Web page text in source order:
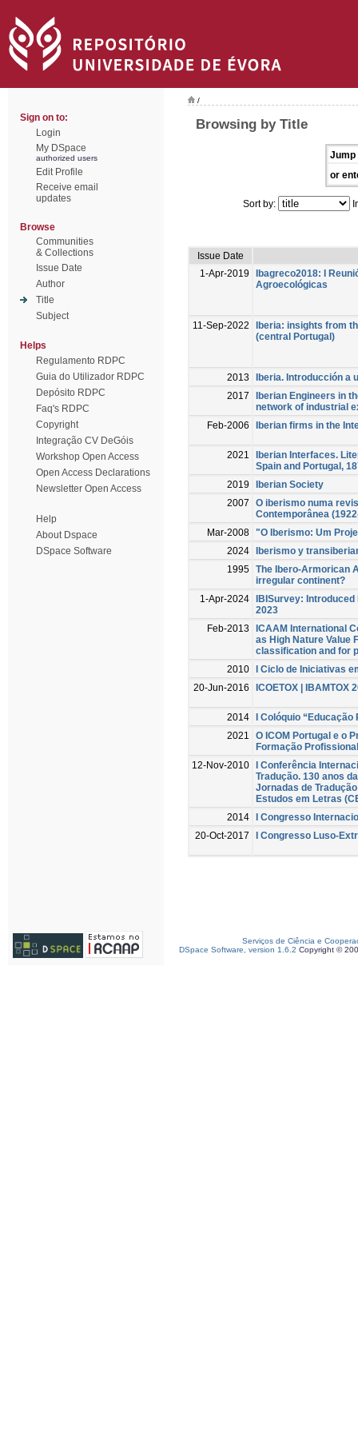
Sign on to:
Login
My DSpace
authorized users
Edit Profile
Receive email
updates
Browse
Communities
& Collections
Issue Date
Author
Title
Subject
Helps
Regulamento RDPC
Guia do Utilizador RDPC
Depósito RDPC
Faq's RDPC
Copyright
Integração CV DeGóis
Workshop Open Access
Open Access Declarations
Newsletter Open Access
Help
About Dspace
DSpace Software
/
Browsing by Title
Jump
or
Sort by:
Issue Date
1-Apr-2019
Ibagreco2018: I
Agroecológicas
11-Sep-2022
Iberia: insights from
(central Portugal)
2013
Iberia. Introducción a
2017
Iberian Engineers in
network of industrial
Feb-2006
Iberian firms in the
2021
Iberian Interfaces.
Spain and Portugal,
2019
Iberian Society
2007
O iberismo numa
Contemporânea
Mar-2008 "O Iberismo: Um
2024 Iberismo y
1995 The Ibero-Armorican
irregular continent?
1-Apr-2024 IBISurvey:
2023
Feb-2013
ICAAM International
as High Nature Value
classification and for
2010 I Ciclo de Iniciativas
20-Jun-2016
ICOETOX | IBAMTOX
2014 I Colóquio “Educação
2021
O ICOM Portugal e o
Formação Profissional
12-Nov-2010 I Conferência
Tradução. 130 anos
Jornadas de
Estudos em Letras
2014 I Congresso
20-Oct-2017
I Congresso Luso-
Serviços de Ciência e
DSpace Software, version 1.6.2 Copyright ©